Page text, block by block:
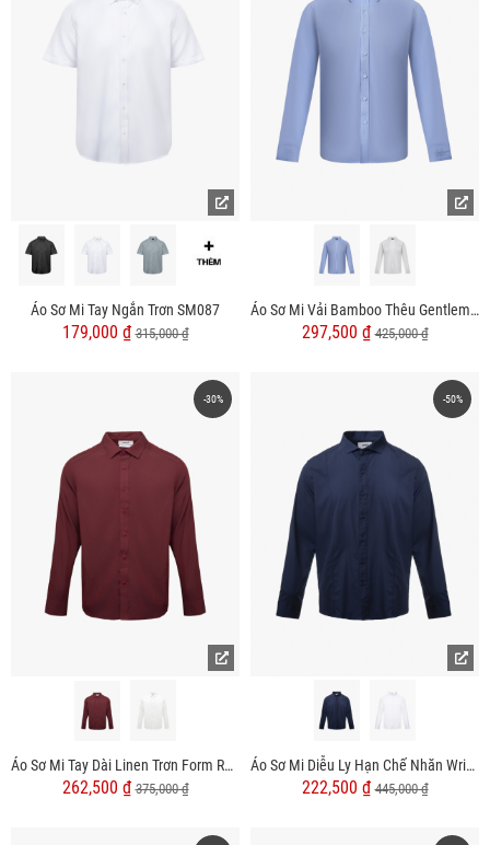
Áo Sơ Mi Tay Ngắn Trơn SM087
179,000 ₫315,000 ₫
Áo Sơ Mi Vải Bamboo Thêu Gentlemen Ở Măng Séc Form Slimfit SM155
297,500 ₫425,000 ₫
-30%
Áo Sơ Mi Tay Dài Linen Trơn Form Regular SM199
262,500 ₫375,000 ₫
-50%
Áo Sơ Mi Diễu Ly Hạn Chế Nhăn Wrinkle X Thêu Peakhour Form Slimfit SM182
222,500 ₫445,000 ₫